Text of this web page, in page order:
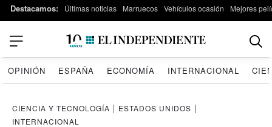
Destacamos: Últimas noticias Marruecos Vehículos ocasión Mejores
OPINIÓN ESPAÑA ECONOMÍA INTERNACIONAL
CIENCIA Y TECNOLOGÍA | ESTADOS UNIDOS |
INTERNACIONAL